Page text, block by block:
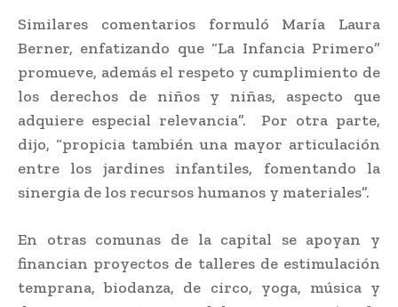
Similares comentarios formuló María Laura
Berner, enfatizando que “La Infancia Primero”
promueve, además el respeto y cumplimiento de
los derechos de niños y niñas, aspecto que
adquiere especial relevancia”. Por otra parte,
dijo, “propicia también una mayor articulación
entre los jardines infantiles, fomentando la
sinergia de los recursos humanos y materiales”.
En otras comunas de la capital se apoyan y
financian proyectos de talleres de estimulación
temprana, biodanza, de circo, yoga, música y